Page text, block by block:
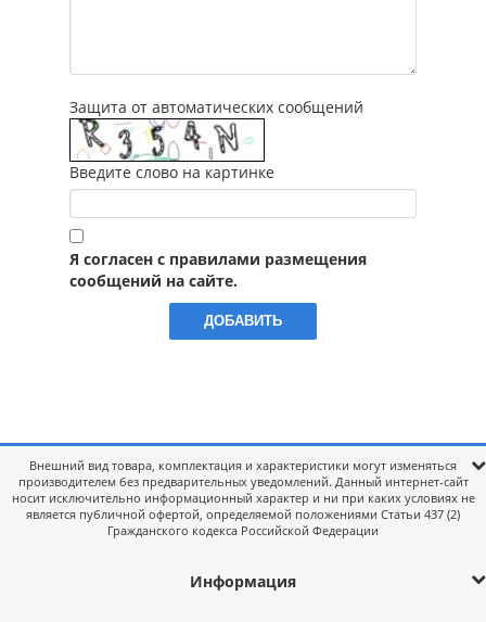
Защита от автоматических сообщений
Введите слово на картинке
Я согласен с правилами размещения
сообщений на сайте.
Внешний вид товара, комплектация и характеристики могут изменяться
производителем без предварительных уведомлений. Данный интернет-сайт
носит исключительно информационный характер и ни при каких условиях не
является публичной офертой, определяемой положениями Статьи 437 (2)
Гражданского кодекса Российской Федерации
Информация